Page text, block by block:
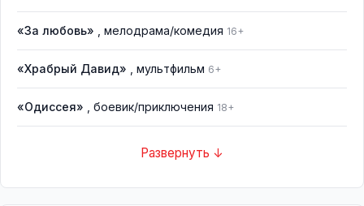
«За любовь» , мелодрама/комедия 16+
«Храбрый Давид» , мультфильм 6+
«Одиссея» , боевик/приключения 18+
Развернуть ↓